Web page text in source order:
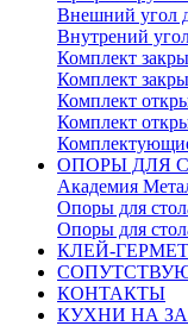
Внешний угол
Внутрений
Комплект
Комплект
Комплект
Комплект
ОПОРЫ ДЛЯ
Академия
Опоры для
Опоры для
КЛЕЙ-
КОНТАКТЫ
КУХНИ НА